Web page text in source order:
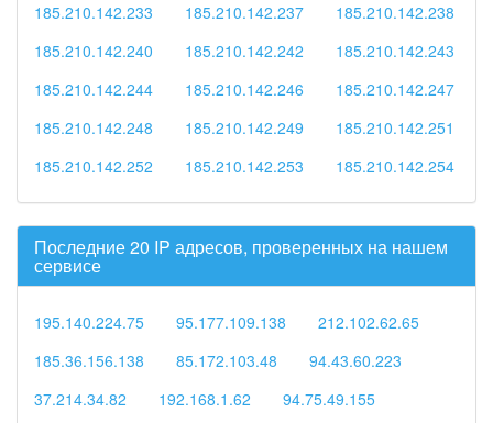
185.210.142.233
185.210.142.237
185.210.142.238
185.210.142.240
185.210.142.242
185.210.142.243
185.210.142.244
185.210.142.246
185.210.142.247
185.210.142.248
185.210.142.249
185.210.142.251
185.210.142.252
185.210.142.253 185.210.142.254
Последние 20 IP адресов, проверенных на нашем
сервисе
195.140.224.75 95.177.109.138
212.102.62.65
185.36.156.138
85.172.103.48
94.43.60.223
37.214.34.82
192.168.1.62 94.75.49.155